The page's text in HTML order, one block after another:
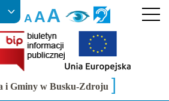
AAA
i Gminy w Busku-Zdroju ]